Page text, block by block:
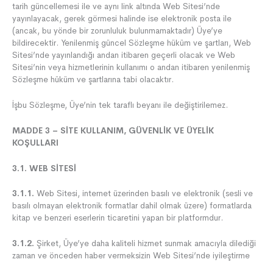
tarih güncellemesi ile ve aynı link altında Web Sitesi’nde
yayınlayacak, gerek görmesi halinde ise elektronik posta ile
(ancak, bu yönde bir zorunluluk bulunmamaktadır) Üye’ye
bildirecektir. Yenilenmiş güncel Sözleşme hüküm ve şartları, Web
Sitesi’nde yayınlandığı andan itibaren geçerli olacak ve Web
Sitesi’nin veya hizmetlerinin kullanımı o andan itibaren yenilenmiş
Sözleşme hüküm ve şartlarına tabi olacaktır.
İşbu Sözleşme, Üye’nin tek taraflı beyanı ile değiştirilemez.
MADDE 3 – SİTE KULLANIM, GÜVENLİK VE ÜYELİK
KOŞULLARI
3.1. WEB SİTESİ
3.1.1. Web Sitesi, internet üzerinden basılı ve elektronik (sesli ve
basılı olmayan elektronik formatlar dahil olmak üzere) formatlarda
kitap ve benzeri eserlerin ticaretini yapan bir platformdur.
3.1.2. Şirket, Üye’ye daha kaliteli hizmet sunmak amacıyla dilediği
zaman ve önceden haber vermeksizin Web Sitesi’nde iyileştirme